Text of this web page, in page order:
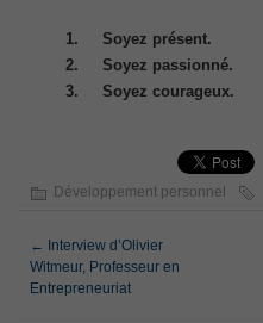
1. Soyez présent.
2. Soyez passionné.
3. Soyez courageux.
Développement personnel
← Interview d’Olivier
Witmeur, Professeur en
Entrepreneuriat